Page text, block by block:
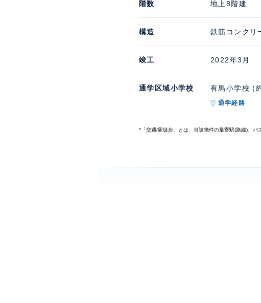
階数 地上8階建
構造 鉄筋コンクリ
竣工 2022年3月
通学区域小学校 有馬小学校 (
通学経路
*「交通/駅徒歩」とは、当該物件の最寄駅(路線)、バ